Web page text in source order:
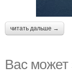
читать дальше →
Вас может